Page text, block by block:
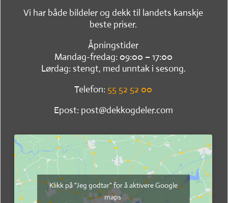
Vi har både bildeler og dekk til landets kanskje
beste priser.
Åpningstider
Mandag-fredag: 09:00 – 17:00
Lørdag: stengt, med unntak i sesong.
Telefon: 55 52 52 00
Epost: post@dekkogdeler.com
Klikk på "Jeg godtar" for å aktivere Google
maps